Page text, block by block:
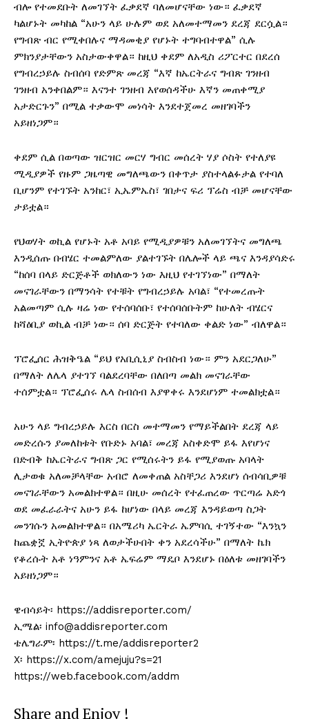
ብሎ የተመደቡት ለመገኘት ፈቃደኛ ባለመሆናቸው ነው። ፈቃደኛ
ካልሆኑት መካከል “አሁን ላይ ሁሉም ወደ አለመተማመን ደረጃ ደርሷል።
የግብጽ ብር የሚቀበሉና ማዳመቂያ የሆኑት ተግባብተዋል” ሲሉ
ምክንያታቸውን አስታውቀዋል። ከዚህ ቀደም ለአዲስ ሪፖርተር በደረሰ
የግብረኃይሉ ስብሰባ የድምጽ መረጃ “እኛ ከኤርትራና ግብጽ ገንዘብ
ገንዘብ አንቀበልም። እናንተ ገንዘብ እየወሰዳችሁ እኛን መጠቀሚያ
አታድርጉን” በሚል ተቃውሞ መነሳት እንደተጀመረ መዘገባችን
አይዘነጋም።
ቀደም ሲል በወጣው ዝርዝር መርሃ ግብር መሰረት ሃያ ሶስት የተለያዩ
ሚዲያዎች የዙም ጋዜጣዊ መግለጫውን በቀጥታ ያስተላልፉታል የተባለ
ቢሆንም የተገኙት አንከር፣ ኢኤምኤስ፣ ገበታና ፍሪ ፕሬስ ብቻ መሆናቸው
ታይቷል።
የህወሃት ወኪል የሆኑት አቶ አባይ የሚዲያዎቹን አለመገኘትና መግለጫ
እንዲሰጡ በብሄር ተመልምለው ያልተገኙት በሌሎች ላይ ጫና እንዳያሳድሩ
“ከሰባ በላይ ድርጅቶች ወክለውን ነው እዚህ የተገኘነው” በማለት
መናገራቸውን በማንሳት የተቹት የግብረኃይሉ አባል፣ “የተመረጡት
አልመጣም ሲሉ ዛሬ ነው የተሰባሰቡ፣ የተሰባሰቡትም ከሁለት ብሄርና
ከሻዕቢያ ወኪል ብቻ ነው። ሰባ ድርጅት የተባለው ቀልድ ነው” ብለዋል።
ፕሮፌሰር ሕዝቅዔል “ይህ የአቢሲኒያ ስብስብ ነው። ምን አደርጋለሁ”
በማለት ለሌላ ያተገኘ ባልደረባቸው በለበጣ መልክ መናገራቸው
ተሰምቷል። ፕሮፌሰሩ ሌላ ስብሰብ እያዋቀሩ እንደሆነም ተመልክቷል።
አሁን ላይ ግብረኃይሉ እርስ በርስ መተማመን የማይችልበት ደረጃ ላይ
መድረሱን ያመለከቱት የቡድኑ አባል፣ መረጃ አስቀድሞ ይፋ እየሆነና
በድብቅ ከኤርትራና ግብጽ ጋር የሚሰሩትን ይፋ የሚያወጡ አባላት
ሊታወቁ አለመቻላቸው አብሮ ለመቀጠል አስቸጋሪ እንደሆነ ሰብሳቢዎቹ
መናገራቸውን አመልክተዋል። በዚሁ መሰረት የተፈጠረው ጥርጣሬ አድጎ
ወደ መፈራራትና አሁን ይፋ ከሆነው በላይ መረጃ እንዳይወጣ ስጋት
መንገሱን አመልክተዋል። በአሜሪካ ኤርትራ ኤምባሲ ተገኝተው “እንኳን
ከጨቋኟ ኢትዮጵያ ነጻ ለወታችሁበት ቀን አደረሳችሁ” በማለት ኬክ
የቆረሱት አቶ ነዓምንና አቶ ኤፍሬም ማዴቦ እንደሆኑ በዕለቱ መዘገባችን
አይዘነጋም።
ዌብሳይት፡ https://addisreporter.com/
ኢሜል፡ info@addisreporter.com
ቴሌግራም፡ https://t.me/addisreporter2
X፡ https://x.com/amejuju?s=21
https://web.facebook.com/addm
Share and Enjoy !